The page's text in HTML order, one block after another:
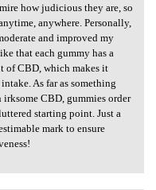
how judicious they are, so
anywhere. Personally,
and improved my
that each gummy has a
of CBD, which makes it
As far as something
CBD, gummies order
starting point. Just a
mark to ensure